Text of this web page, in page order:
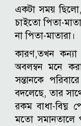
একটা সময় ছিলো,
চাইতো পিতা-
না পিতা-মাতারা।
কারণ,তখন কন্যা
অবলম্বন মনে
সন্তানকে
বদলেছে, তার
রকম বাধা-বিঘ্ন
মতো সমানতালে